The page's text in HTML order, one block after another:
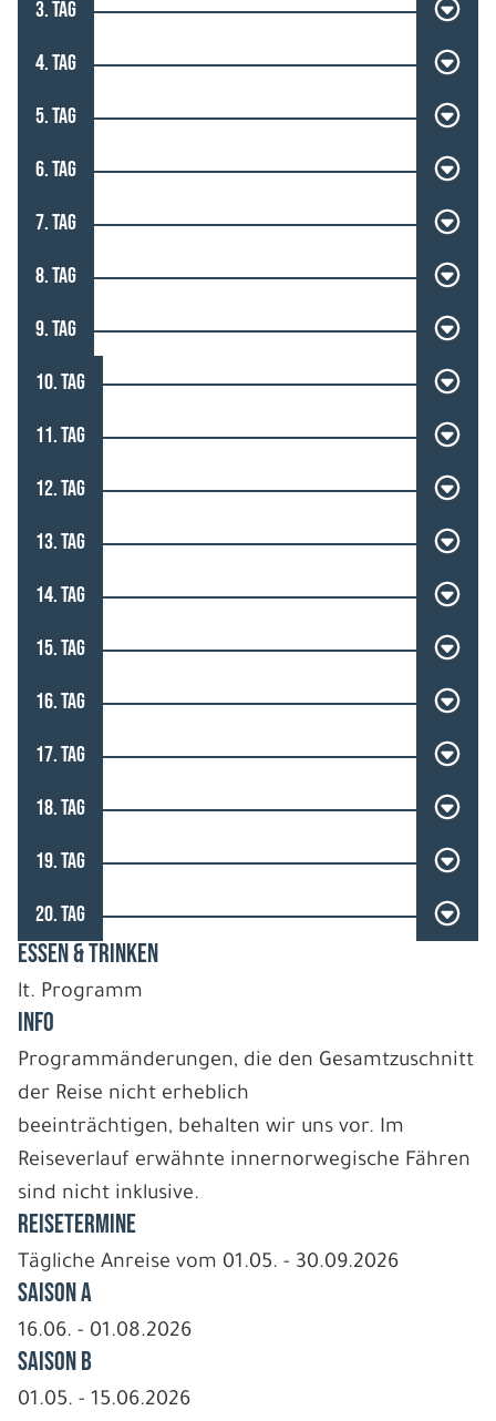
3. TAG
4. TAG
5. TAG
6. TAG
7. TAG
8. TAG
9. TAG
10. TAG
11. TAG
12. TAG
13. TAG
14. TAG
15. TAG
16. TAG
17. TAG
18. TAG
19. TAG
20. TAG
ESSEN & TRINKEN
lt. Programm
INFO
Programmänderungen, die den Gesamtzuschnitt
der Reise nicht erheblich
beeinträchtigen, behalten wir uns vor. Im
Reiseverlauf erwähnte innernorwegische Fähren
sind nicht inklusive.
REISETERMINE
Tägliche Anreise vom 01.05. - 30.09.2026
Saison A
16.06. - 01.08.2026
Saison B
01.05. - 15.06.2026